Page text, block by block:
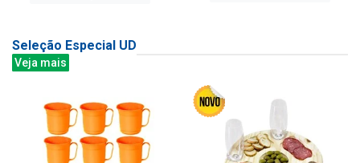
Seleção Especial UD
Veja mais